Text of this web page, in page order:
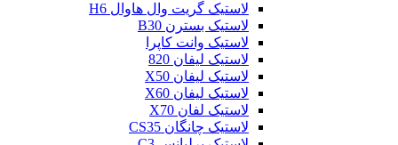
لاستیک گریت وال هاوال H6
لاستیک بسترن B30
لاستیک وانت کاپرا
لاستیک لیفان 820
لاستیک لیفان X50
لاستیک لیفان X60
لاستیک لفان X70
لاستیک چانگان CS35